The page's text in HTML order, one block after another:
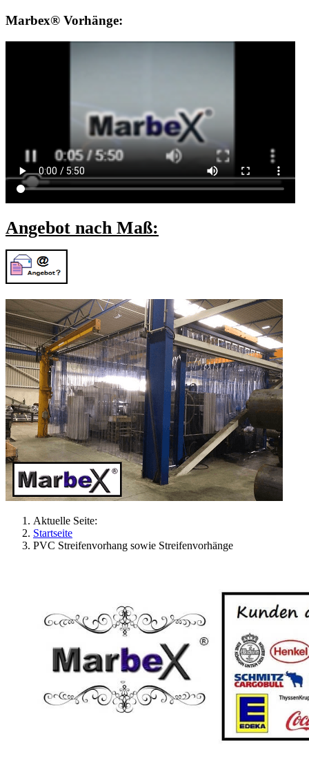
Marbex® Vorhänge:
Angebot nach Maß:
Aktuelle Seite:
Startseite
PVC Streifenvorhang sowie Streifenvorhänge